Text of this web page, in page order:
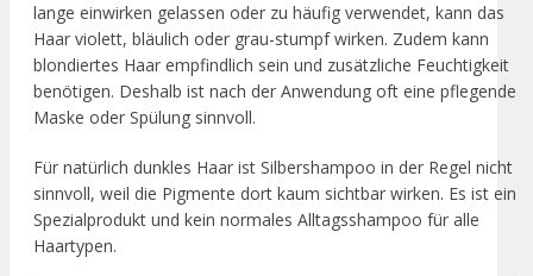
lange einwirken gelassen oder zu häufig verwendet, kann das
Haar violett, bläulich oder grau-stumpf wirken. Zudem kann
blondiertes Haar empfindlich sein und zusätzliche Feuchtigkeit
benötigen. Deshalb ist nach der Anwendung oft eine pflegende
Maske oder Spülung sinnvoll.
Für natürlich dunkles Haar ist Silbershampoo in der Regel nicht
sinnvoll, weil die Pigmente dort kaum sichtbar wirken. Es ist ein
Spezialprodukt und kein normales Alltagsshampoo für alle
Haartypen.